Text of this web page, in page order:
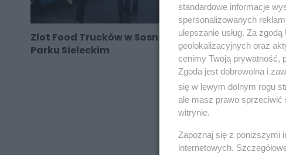
Zlot Food Trucków w Sosnowcu - ponownie w
Parku Sieleckim
standardowe informacje
spersonalizowanych
ulepszanie usług. Za
geolokalizacyjnych oraz
cenimy Twoją prywatność,
Zgoda jest dobrowolna i
się w lewym dolnym rogu
ale masz prawo sprzeciwić
witrynie.
Zapoznaj się z poniższymi
internetowych.